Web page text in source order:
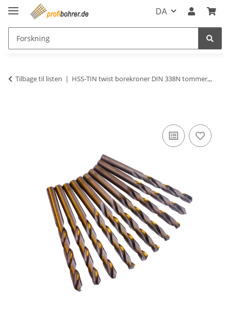
DA
Tilbage til listen HSS-TIN twist borekroner DIN 338N tommer,,,